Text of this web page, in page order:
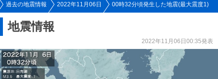
過去の地震情報 2022年11月06日 00時32分頃発生した地震(最大震度1)
地震情報
2022年11月06日00:35発表